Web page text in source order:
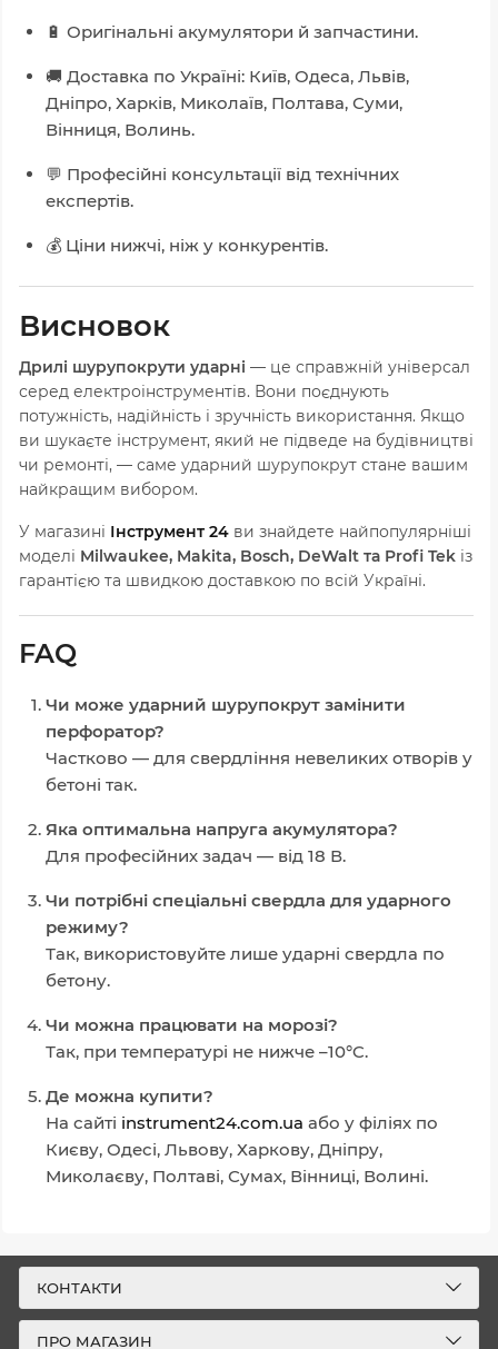
🔋 Оригінальні акумулятори й запчастини.
🚚 Доставка по Україні: Київ, Одеса, Львів,
Дніпро, Харків, Миколаїв, Полтава, Суми,
Вінниця, Волинь.
💬 Професійні консультації від технічних
експертів.
💰 Ціни нижчі, ніж у конкурентів.
Висновок
Дрилі шурупокрути ударні — це справжній універсал
серед електроінструментів. Вони поєднують
потужність, надійність і зручність використання. Якщо
ви шукаєте інструмент, який не підведе на будівництві
чи ремонті, — саме ударний шурупокрут стане вашим
найкращим вибором.
У магазині Інструмент 24 ви знайдете найпопулярніші
моделі Milwaukee, Makita, Bosch, DeWalt та Profi Tek із
гарантією та швидкою доставкою по всій Україні.
FAQ
Чи може ударний шурупокрут замінити
перфоратор?
Частково — для свердління невеликих отворів у
бетоні так.
Яка оптимальна напруга акумулятора?
Для професійних задач — від 18 В.
Чи потрібні спеціальні свердла для ударного
режиму?
Так, використовуйте лише ударні свердла по
бетону.
Чи можна працювати на морозі?
Так, при температурі не нижче –10°C.
Де можна купити?
На сайті instrument24.com.ua або у філіях по
Києву, Одесі, Львову, Харкову, Дніпру,
Миколаєву, Полтаві, Сумах, Вінниці, Волині.
КОНТАКТИ
ПРО МАГАЗИН